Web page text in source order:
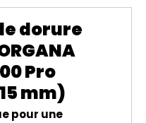
dorure
Pro
mm)
pour une